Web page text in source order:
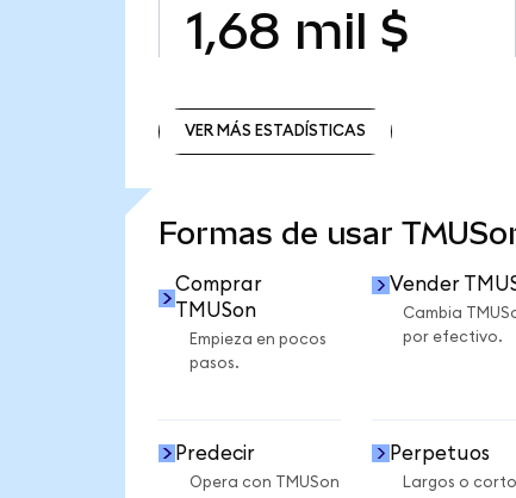
1,68 mil $
VER MÁS ESTADÍSTICAS
Formas de usar
Comprar
TMUSon
Empieza en pocos
pasos.
Vender
Cambia
por efectivo.
Predecir
Opera con TMUSon
Perpetuos
Largos o